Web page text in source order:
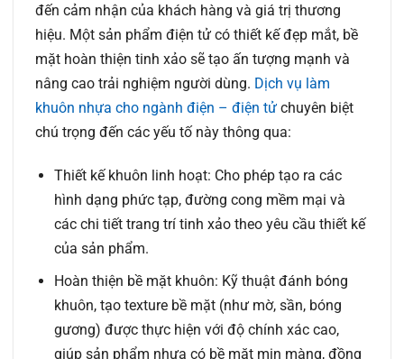
đến cảm nhận của khách hàng và giá trị thương
hiệu. Một sản phẩm điện tử có thiết kế đẹp mắt, bề
mặt hoàn thiện tinh xảo sẽ tạo ấn tượng mạnh và
nâng cao trải nghiệm người dùng. Dịch vụ làm
khuôn nhựa cho ngành điện – điện tử chuyên biệt
chú trọng đến các yếu tố này thông qua:
Thiết kế khuôn linh hoạt: Cho phép tạo ra các
hình dạng phức tạp, đường cong mềm mại và
các chi tiết trang trí tinh xảo theo yêu cầu thiết kế
của sản phẩm.
Hoàn thiện bề mặt khuôn: Kỹ thuật đánh bóng
khuôn, tạo texture bề mặt (như mờ, sần, bóng
gương) được thực hiện với độ chính xác cao,
giúp sản phẩm nhựa có bề mặt mịn màng, đồng